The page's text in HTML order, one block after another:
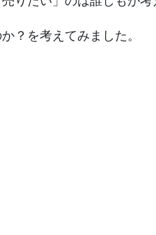
？を考えてみました。